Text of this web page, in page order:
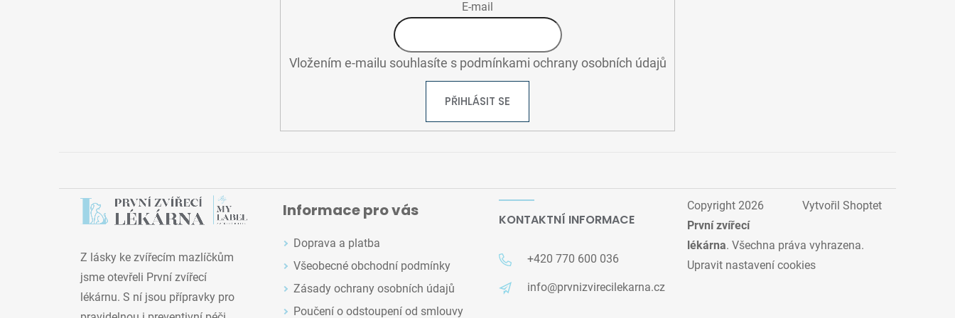
E-mail
Vložením e-mailu souhlasíte s podmínkami ochrany osobních údajů
PŘIHLÁSIT SE
Z lásky ke zvířecím mazlíčkům
jsme otevřeli První zvířecí
lékárnu. S ní jsou přípravky pro
Informace pro vás
Doprava a platba
Všeobecné obchodní podmínky
Zásady ochrany osobních údajů
Poučení o odstoupení od smlouvy
KONTAKTNÍ INFORMACE
+420 770 600 036
info@prvnizvirecilekarna.cz
Vytvořil Shoptet
Copyright 2026
První zvířecí
lékárna. Všechna práva vyhrazena.
Upravit nastavení cookies